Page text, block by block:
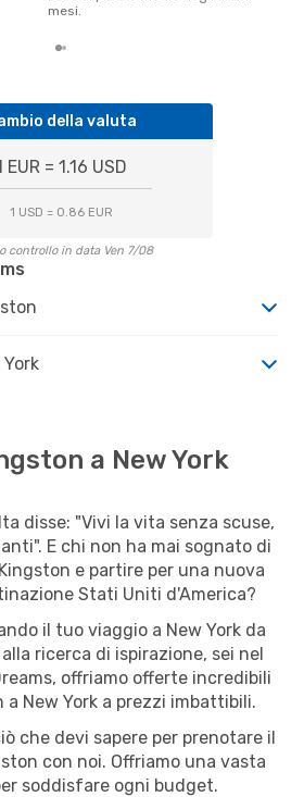
mesi.
della valuta
EUR = 1.16 USD
1 USD = 0.86 EUR
controllo in data Ven 7/08
a New York
disse: "Vivi la vita senza scuse,
E chi non ha mai sognato di
e partire per una nuova
Stati Uniti d'America?
il tuo viaggio a New York da
ricerca di ispirazione, sei nel
offriamo offerte incredibili
a New York a prezzi imbattibili.
che devi sapere per prenotare il
con noi. Offriamo una vasta
soddisfare ogni budget.